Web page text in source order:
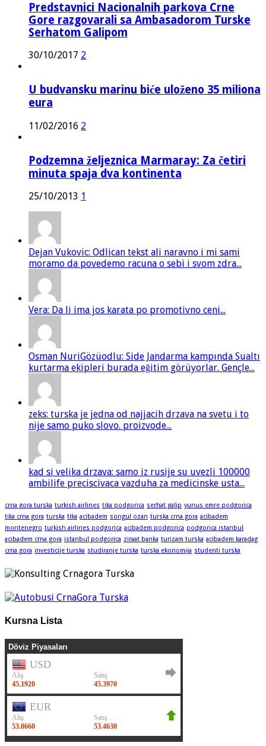
Predstavnici Nacionalnih parkova Crne
Gore razgovarali sa Ambasadorom Turske
Serhatom Galipom
30/10/2017 2
U budvansku marinu biće uloženo 35 miliona
eura
11/02/2016 2
Podzemna željeznica Marmaray: Za četiri
minuta spaja dva kontinenta
25/10/2013 1
Dejan Vukovic: Odlican tekst ali naravno i mi sami
moramo da povedemo racuna o sebi i svom zdra...
Vera: Da li ima jos karata po promotivno ceni...
Osman NuriGözüodlu: Side Jandarma kampında Sualtı
kurtarma ekipleri burada eğitim görüyorlar. Gençle...
zeks: turska je jedna od najjacih drzava na svetu i to
nije samo puko slovo. proizvode...
kad si velika drzava: samo iz rusije su uvezli 100000
ambilife preciscivaca vazduha za medicinske usta...
crna gora turska turkish airlines tika podgorica serhat galip yunus emre podgorica
tika crna gora turska tika acibadem songul ozan turska crna gora acibadem
montenegro turkish airlines podgorica acibadem podgorica podgorica istanbul
acibadem crna gora istanbul podgorica ziraat banka turizam turska acibadem karadag
crna gora investicije turska studiranje turska turska ekonomija studenti turska
Kursna Lista